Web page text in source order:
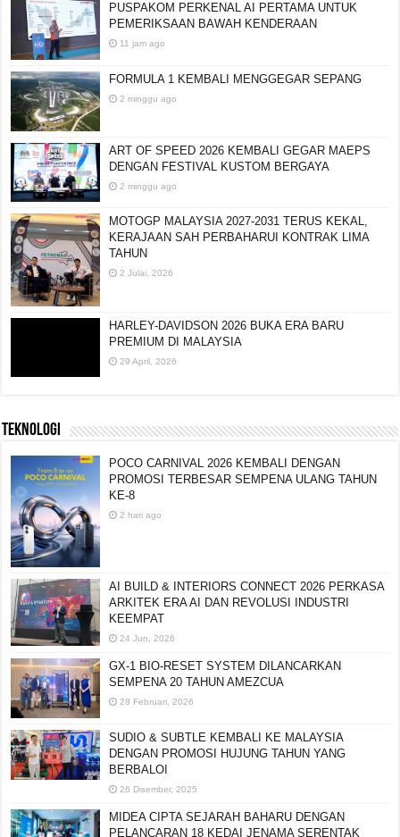
PUSPAKOM PERKENAL AI PERTAMA UNTUK
PEMERIKSAAN BAWAH KENDERAAN
11 jam ago
FORMULA 1 KEMBALI MENGGEGAR SEPANG
2 minggu ago
ART OF SPEED 2026 KEMBALI GEGAR MAEPS
DENGAN FESTIVAL KUSTOM BERGAYA
2 minggu ago
MOTOGP MALAYSIA 2027-2031 TERUS KEKAL,
KERAJAAN SAH PERBAHARUI KONTRAK LIMA
TAHUN
2 Julai, 2026
HARLEY-DAVIDSON 2026 BUKA ERA BARU
PREMIUM DI MALAYSIA
29 April, 2026
TEKNOLOGI
POCO CARNIVAL 2026 KEMBALI DENGAN
PROMOSI TERBESAR SEMPENA ULANG TAHUN
KE-8
2 hari ago
AI BUILD & INTERIORS CONNECT 2026 PERKASA
ARKITEK ERA AI DAN REVOLUSI INDUSTRI
KEEMPAT
24 Jun, 2026
GX-1 BIO-RESET SYSTEM DILANCARKAN
SEMPENA 20 TAHUN AMEZCUA
28 Februari, 2026
SUDIO & SUBTLE KEMBALI KE MALAYSIA
DENGAN PROMOSI HUJUNG TAHUN YANG
BERBALOI
26 Disember, 2025
MIDEA CIPTA SEJARAH BAHARU DENGAN
PELANCARAN 18 KEDAI JENAMA SERENTAK